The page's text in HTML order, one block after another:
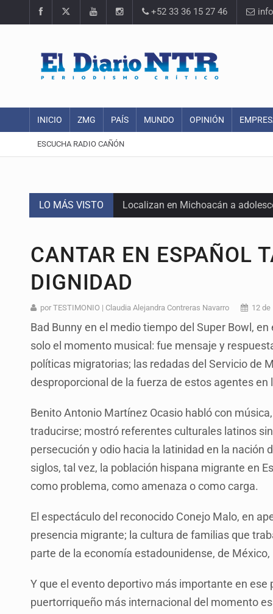
+52 33 36 15 27 46
INICIO ZMG PAÍS MUNDO OPINIÓN
ESCUCHA RADIO CAÑÓN
LO MÁS VISTO Localizan en Michoacán a
Lamenta Carla Humphrey la
Desapariciones en Jalisco, con
Aseguran pitón dentro de vivienda
Sheinbaum anticipa más
Resalta Fujimori restablecimiento
Asume Abelardo De la Espriella
Catean casa por esquema de
CANTAR EN ESPAÑOL
DIGNIDAD
por TESTIMONIO | Claudia Alejandra Contreras Navarro 12 de
Bad Bunny en el medio tiempo del Super Bowl,
solo el momento musical: fue mensaje y
políticas migratorias; las redadas del Servicio de
desproporcional de la fuerza de estos agentes
Benito Antonio Martínez Ocasio habló con
traducirse; mostró referentes culturales latinos
persecución y odio hacia la latinidad en la nación
siglos, tal vez, la población hispana migrante en
como problema, como amenaza o como carga.
El espectáculo del reconocido Conejo Malo, en
presencia migrante; la cultura de familias que
parte de la economía estadounidense, de
Y que el evento deportivo más importante en
puertorriqueño más internacional del momento